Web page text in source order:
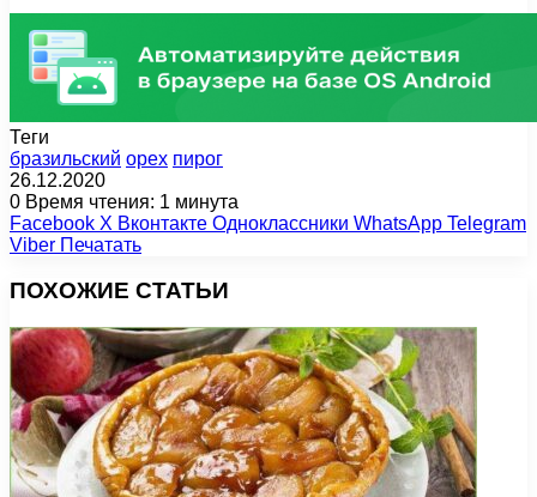
Теги
бразильский орех пирог
26.12.2020
0 Время чтения: 1 минута
Facebook X Вконтакте Одноклассники WhatsApp Telegram
Viber Печатать
ПОХОЖИЕ СТАТЬИ